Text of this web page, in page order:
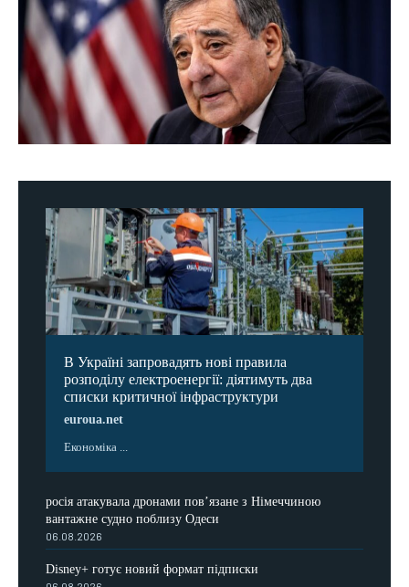
В Україні запровадять нові правила
розподілу електроенергії: діятимуть два
списки критичної інфраструктури
euroua.net
Економіка ...
росія атакувала дронами пов’язане з Німеччиною
вантажне судно поблизу Одеси
06.08.2026
Disney+ готує новий формат підписки